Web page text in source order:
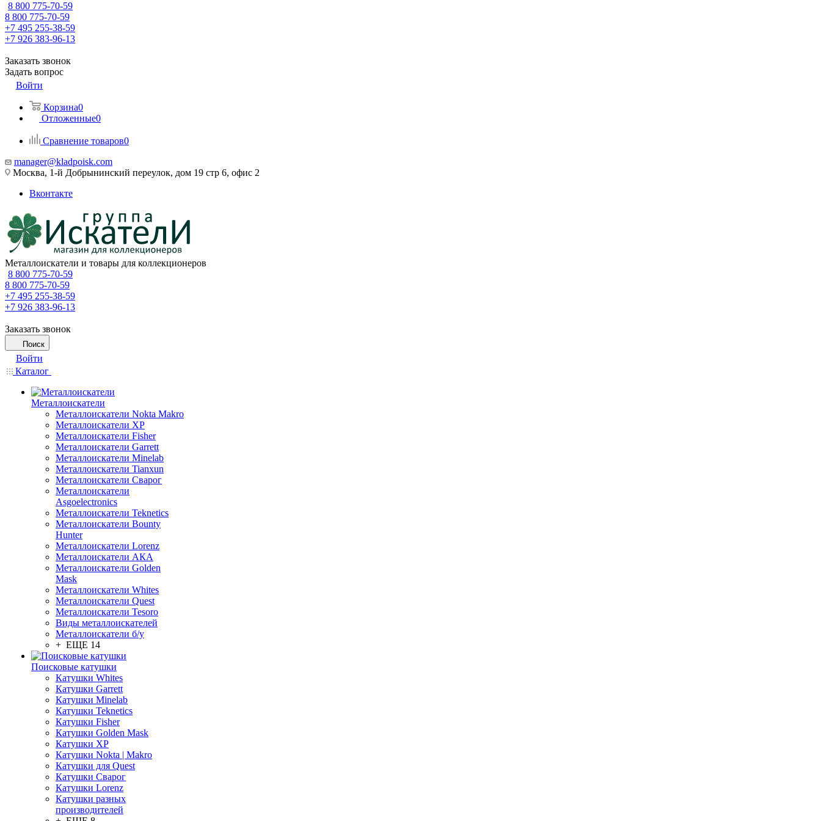
8 800 775-70-59
8 800 775-70-59
+7 495 255-38-59
+7 926 383-96-13
Заказать звонок
Задать вопрос
Войти
Корзина0
Отложенные0
Сравнение товаров0
manager@kladpoisk.com
Москва, 1-й Добрынинский переулок, дом 19 стр 6, офис 2
Вконтакте
Металлоискатели и товары для коллекционеров
8 800 775-70-59
8 800 775-70-59
+7 495 255-38-59
+7 926 383-96-13
Заказать звонок
Поиск
Войти
Каталог
Металлоискатели
Металлоискатели Nokta Makro
Металлоискатели XP
Металлоискатели Fisher
Металлоискатели Garrett
Металлоискатели Minelab
Металлоискатели Tianxun
Металлоискатели Сварог
Металлоискатели
Asgoelectronics
Металлоискатели Teknetics
Металлоискатели Bounty
Hunter
Металлоискатели Lorenz
Металлоискатели АКА
Металлоискатели Golden
Mask
Металлоискатели Whites
Металлоискатели Quest
Металлоискатели Tesoro
Виды металлоискателей
Металлоискатели б/у
+ ЕЩЕ 14
Поисковые катушки
Катушки Whites
Катушки Garrett
Катушки Minelab
Катушки Teknetics
Катушки Fisher
Катушки Golden Mask
Катушки XP
Катушки Nokta | Makro
Катушки для Quest
Катушки Сварог
Катушки Lorenz
Катушки разных
производителей